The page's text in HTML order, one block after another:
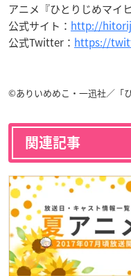
アニメ『ひとりじめマイ
公式サイト： http://
公式Twitter： https://
©ありいめめこ・一迅社／「
関連記事